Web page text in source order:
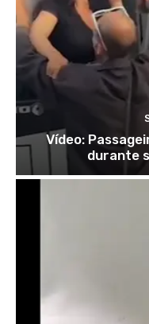
Vídeo:
durante